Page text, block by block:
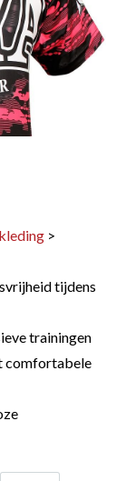
>
tijdens
trainingen
comfortabele